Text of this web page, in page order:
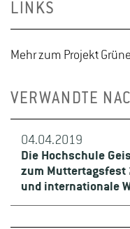
LINKS
Mehr zum Projekt
VERWANDTE
04.04.2019
Die Hochschule
zum Muttertagsfest
und internationale